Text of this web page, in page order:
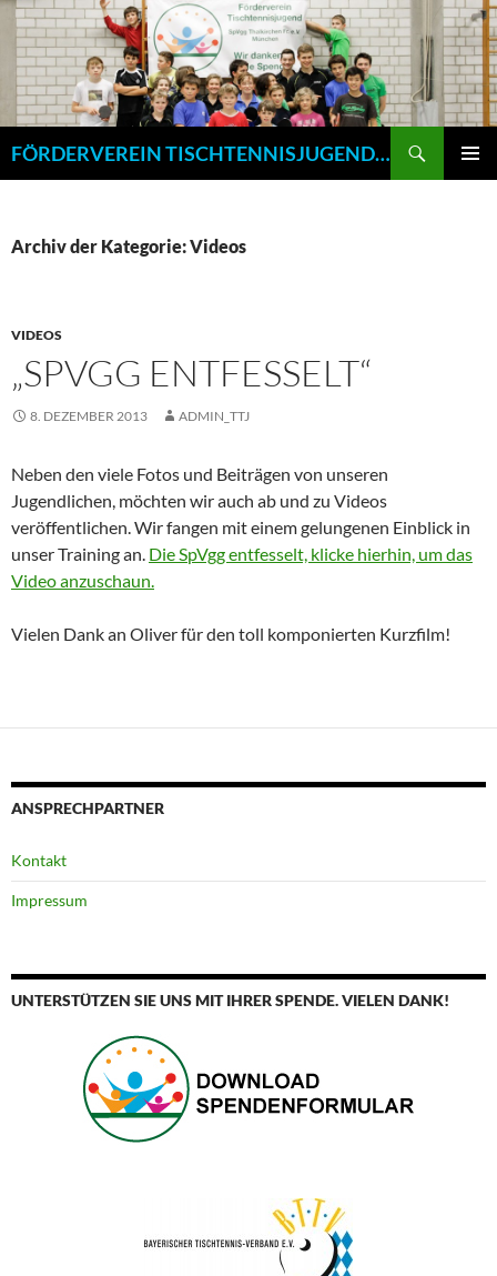
Zum
Inhalt
springen
FÖRDERVEREIN TISCHTENNISJUGEND SPVGG THALKIRCHEN E.V. MÜNCHEN
Archiv der Kategorie: Videos
VIDEOS
„SPVGG ENTFESSELT“
8. DEZEMBER 2013 ADMIN_TTJ
Neben den viele Fotos und Beiträgen von unseren
Jugendlichen, möchten wir auch ab und zu Videos
veröffentlichen. Wir fangen mit einem gelungenen Einblick in
unser Training an. Die SpVgg entfesselt, klicke hierhin, um das
Video anzuschaun.
Vielen Dank an Oliver für den toll komponierten Kurzfilm!
ANSPRECHPARTNER
Kontakt
Impressum
UNTERSTÜTZEN SIE UNS MIT IHRER SPENDE. VIELEN DANK!